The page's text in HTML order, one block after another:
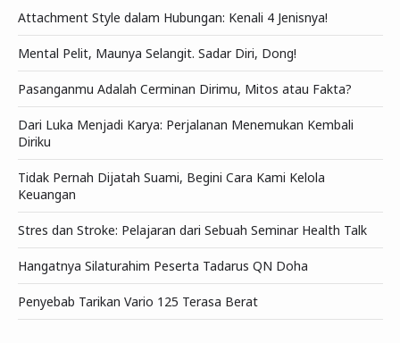
Attachment Style dalam Hubungan: Kenali 4 Jenisnya!
Mental Pelit, Maunya Selangit. Sadar Diri, Dong!
Pasanganmu Adalah Cerminan Dirimu, Mitos atau Fakta?
Dari Luka Menjadi Karya: Perjalanan Menemukan Kembali
Diriku
Tidak Pernah Dijatah Suami, Begini Cara Kami Kelola
Keuangan
Stres dan Stroke: Pelajaran dari Sebuah Seminar Health Talk
Hangatnya Silaturahim Peserta Tadarus QN Doha
Penyebab Tarikan Vario 125 Terasa Berat